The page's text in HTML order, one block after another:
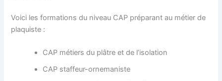
Voici les formations du niveau CAP préparant au métier de
plaquiste :
CAP métiers du plâtre et de l’isolation
CAP staffeur-ornemaniste